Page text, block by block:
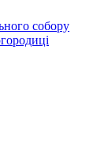
собору